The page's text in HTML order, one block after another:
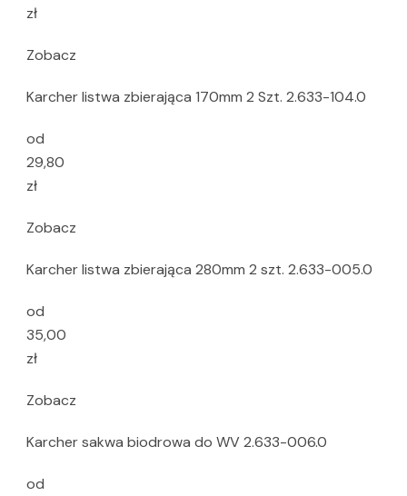
zł
Zobacz
Karcher listwa zbierająca 170mm 2 Szt. 2.633-104.0
od
29,80
zł
Zobacz
Karcher listwa zbierająca 280mm 2 szt. 2.633-005.0
od
35,00
zł
Zobacz
Karcher sakwa biodrowa do WV 2.633-006.0
od